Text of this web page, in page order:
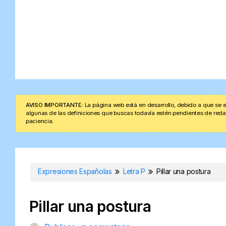
AVISO IMPORTANTE: La página web está en desarrollo, debido a que
algunas de las definiciones que buscas todavía estén pendientes de
paciencia.
Expresiones Españolas Letra P Pillar una postura
Pillar una postura